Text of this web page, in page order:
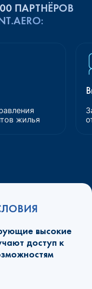
ПАРТНЁРОВ
жилья
высокие
доступ к